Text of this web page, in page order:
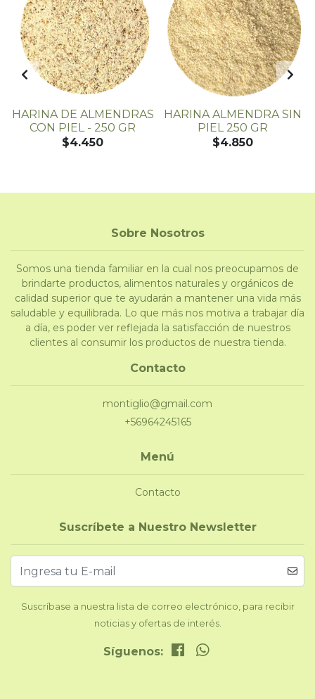
HARINA DE ALMENDRAS
CON PIEL - 250 GR
$4.450
HARINA ALMENDRA SIN
PIEL 250 GR
$4.850
Sobre Nosotros
Somos una tienda familiar en la cual nos preocupamos de
brindarte productos, alimentos naturales y orgánicos de
calidad superior que te ayudarán a mantener una vida más
saludable y equilibrada. Lo que más nos motiva a trabajar día
a día, es poder ver reflejada la satisfacción de nuestros
clientes al consumir los productos de nuestra tienda.
Contacto
montiglio@gmail.com
+56964245165
Menú
Contacto
Suscríbete a Nuestro Newsletter
Suscríbase a nuestra lista de correo electrónico, para recibir
noticias y ofertas de interés.
Síguenos: